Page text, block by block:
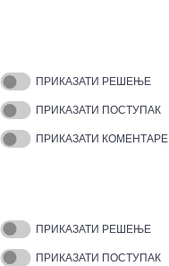
ПРИКАЗАТИ РЕШЕЊЕ
ПРИКАЗАТИ ПОСТУПАК
ПРИКАЗАТИ КОМЕНТАРЕ
ПРИКАЗАТИ РЕШЕЊЕ
ПРИКАЗАТИ ПОСТУПАК